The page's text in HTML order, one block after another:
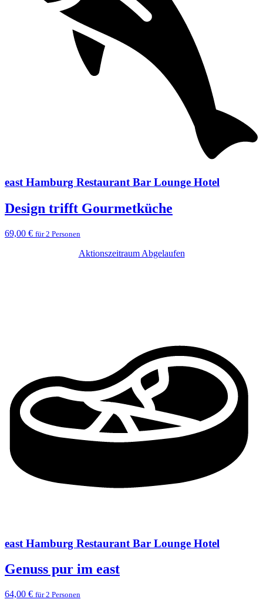
east Hamburg Restaurant Bar Lounge Hotel
Design trifft Gourmetküche
69,00 € für 2 Personen
Aktionszeitraum Abgelaufen
east Hamburg Restaurant Bar Lounge Hotel
Genuss pur im east
64,00 € für 2 Personen